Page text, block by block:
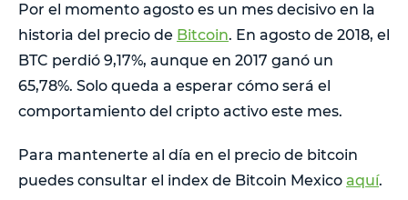
Por el momento agosto es un mes decisivo en la
historia del precio de Bitcoin. En agosto de 2018, el
BTC perdió 9,17%, aunque en 2017 ganó un
65,78%. Solo queda a esperar cómo será el
comportamiento del cripto activo este mes.
Para mantenerte al día en el precio de bitcoin
puedes consultar el index de Bitcoin Mexico aquí.